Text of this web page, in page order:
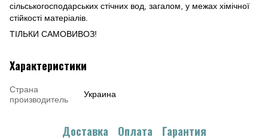
сільськогосподарських стічних вод, загалом, у межах хімічної
стійкості матеріалів.
ТІЛЬКИ САМОВИВОЗ!
Характеристики
Страна
производитель
Украина
Доставка Оплата Гарантия